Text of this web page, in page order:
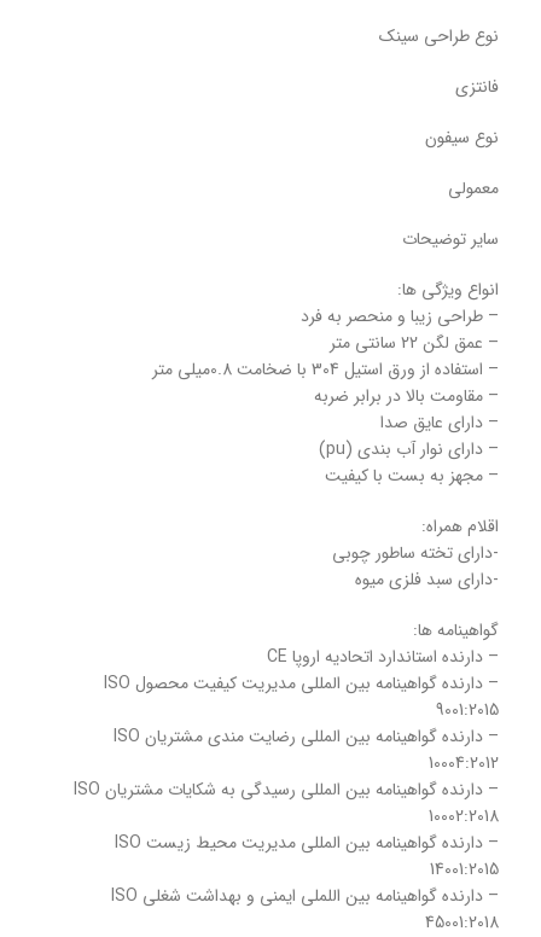
نوع طراحی سینک
فانتزی
نوع سیفون
معمولی
سایر توضیحات
انواع ویژگی ها:
– طراحی زیبا و منحصر به فرد
– عمق لگن 22 سانتی متر
– استفاده از ورق استیل 304 با ضخامت 0.8میلی متر
– مقاومت بالا در برابر ضربه
– دارای عایق صدا
– دارای نوار آب بندی (pu)
– مجهز به بست با کیفیت
اقلام همراه:
-دارای تخته ساطور چوبی
-دارای سبد فلزی میوه
گواهینامه ها:
– دارنده استاندارد اتحادیه اروپا CE
– دارنده گواهینامه بین المللی مدیریت کیفیت محصول ISO
9001:2015
– دارنده گواهینامه بین المللی رضایت مندی مشتریان ISO
10004:2012
– دارنده گواهینامه بین المللی رسیدگی به شکایات مشتریان ISO
10002:2018
– دارنده گواهینامه بین المللی مدیریت محیط زیست ISO
14001:2015
– دارنده گواهینامه بین اللملی ایمنی و بهداشت شغلی ISO
45001:2018